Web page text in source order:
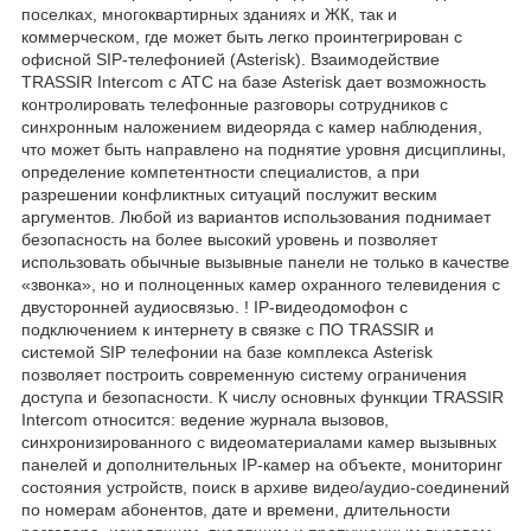
поселках, многоквартирных зданиях и ЖК, так и
коммерческом, где может быть легко проинтегрирован с
офисной SIP-телефонией (Asterisk). Взаимодействие
TRASSIR Intercom с АТС на базе Asterisk дает возможность
контролировать телефонные разговоры сотрудников с
синхронным наложением видеоряда с камер наблюдения,
что может быть направлено на поднятие уровня дисциплины,
определение компетентности специалистов, а при
разрешении конфликтных ситуаций послужит веским
аргументов. Любой из вариантов использования поднимает
безопасность на более высокий уровень и позволяет
использовать обычные вызывные панели не только в качестве
«звонка», но и полноценных камер охранного телевидения с
двусторонней аудиосвязью. ! IP-видеодомофон с
подключением к интернету в связке с ПО TRASSIR и
системой SIP телефонии на базе комплекса Asterisk
позволяет построить современную систему ограничения
доступа и безопасности. К числу основных функции TRASSIR
Intercom относится: ведение журнала вызовов,
синхронизированного с видеоматериалами камер вызывных
панелей и дополнительных IP-камер на объекте, мониторинг
состояния устройств, поиск в архиве видео/аудио-соединений
по номерам абонентов, дате и времени, длительности